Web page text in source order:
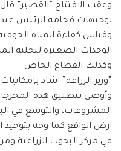
وعقب الافتتاح “القصير”
توجيهات فخامة الرئيس
وقياس كفاءة المياه
الوحدات الصغيرة لتحلية
وكذلك القطاع الخاص
“وزير الزراعة” اشاد
وأوصى بتطبيق هذه
المشروعات، والتوسع في
ارض الواقع كما وجه بتوحيد
في مركز البحوث الزراعية